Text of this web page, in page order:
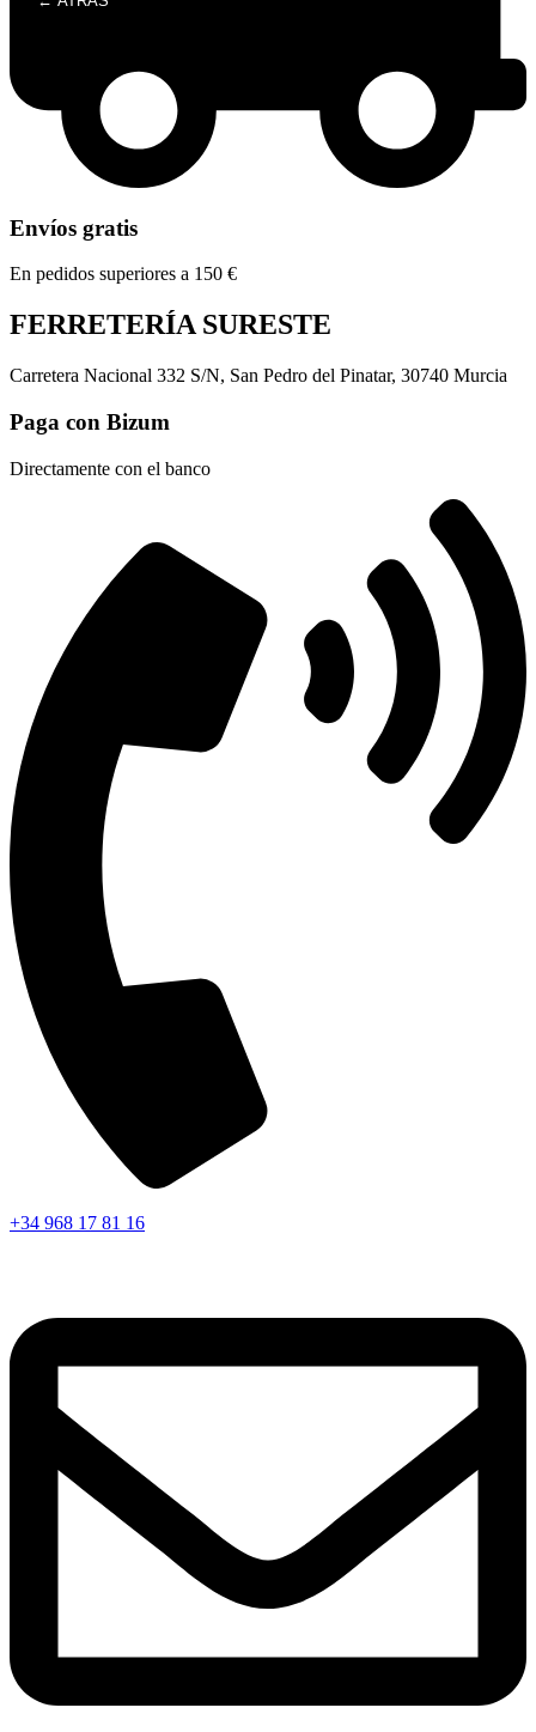
Envíos gratis
En pedidos superiores a 150 €
FERRETERÍA SURESTE
Carretera Nacional 332 S/N, San Pedro del Pinatar, 30740 Murcia
Paga con Bizum
Directamente con el banco
+34 968 17 81 16